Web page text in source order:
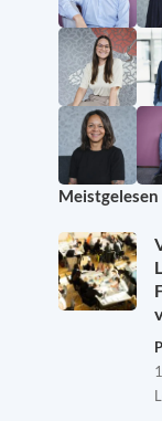
Meistgelesen